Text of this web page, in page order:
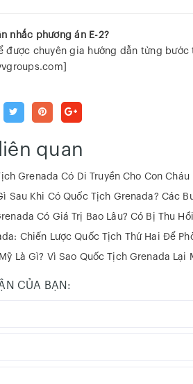
nhắc phương án E-2?
được chuyên gia hướng dẫn từng
quan
Grenada Có Di Truyền Cho Con Cháu
Sau Khi Có Quốc Tịch Grenada? Các
Có Giá Trị Bao Lâu? Có Bị Thu
Chiến Lược Quốc Tịch Thứ Hai Để
Là Gì? Vì Sao Quốc Tịch Grenada Lại
CỦA BẠN: